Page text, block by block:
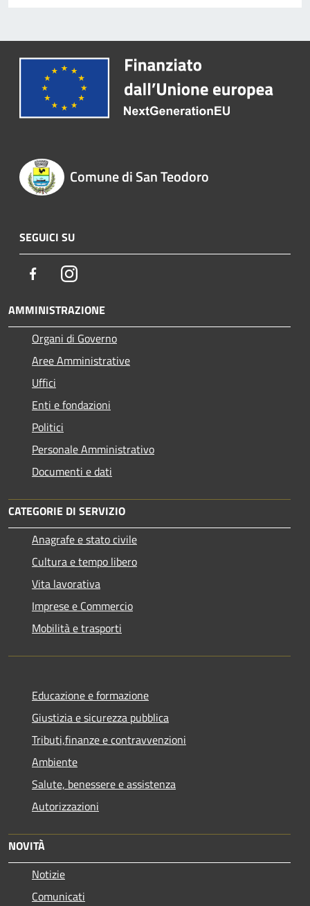
Comune di San Teodoro
SEGUICI SU
FacebookInstagram
AMMINISTRAZIONE
Organi di Governo
Aree Amministrative
Uffici
Enti e fondazioni
Politici
Personale Amministrativo
Documenti e dati
CATEGORIE DI SERVIZIO
Anagrafe e stato civile
Cultura e tempo libero
Vita lavorativa
Imprese e Commercio
Mobilità e trasporti
Educazione e formazione
Giustizia e sicurezza pubblica
Tributi,finanze e contravvenzioni
Ambiente
Salute, benessere e assistenza
Autorizzazioni
NOVITÀ
Notizie
Comunicati